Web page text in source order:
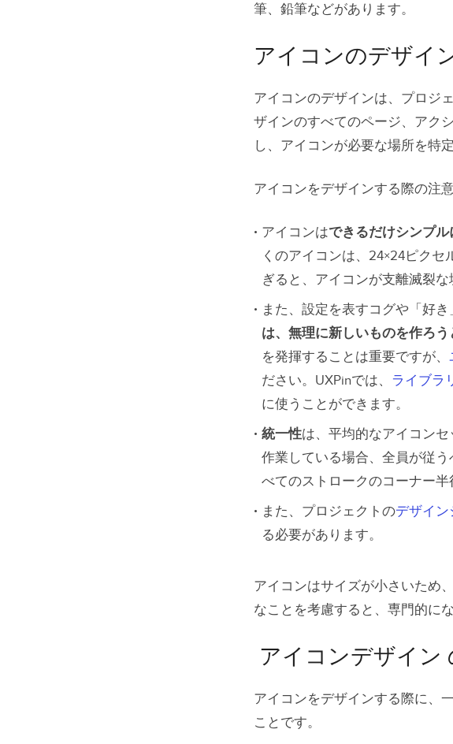
筆、鉛筆などがあります。
アイコンのデザイ
アイコンのデザインは、プロジ
ザインのすべてのページ、アク
し、アイコンが必要な場所を特
アイコンをデザインする際の注意
アイコンはできるだけシンプ
くのアイコンは、24×24ピク
ぎると、アイコンが支離滅裂な
また、設定を表すコグや「好き
は、無理に新しいものを作ろう
を発揮することは重要ですが、
ださい。UXPinでは、 ライブラ
に使うことができます。
統一性は、平均的なアイコン
作業している場合、全員が従
べてのストロークのコーナー半
また、プロジェクトのデザイン
る必要があります。
アイコンはサイズが小さいため
なことを考慮すると、専門的に
アイコンデザイン
アイコンをデザインする際に、
ことです。